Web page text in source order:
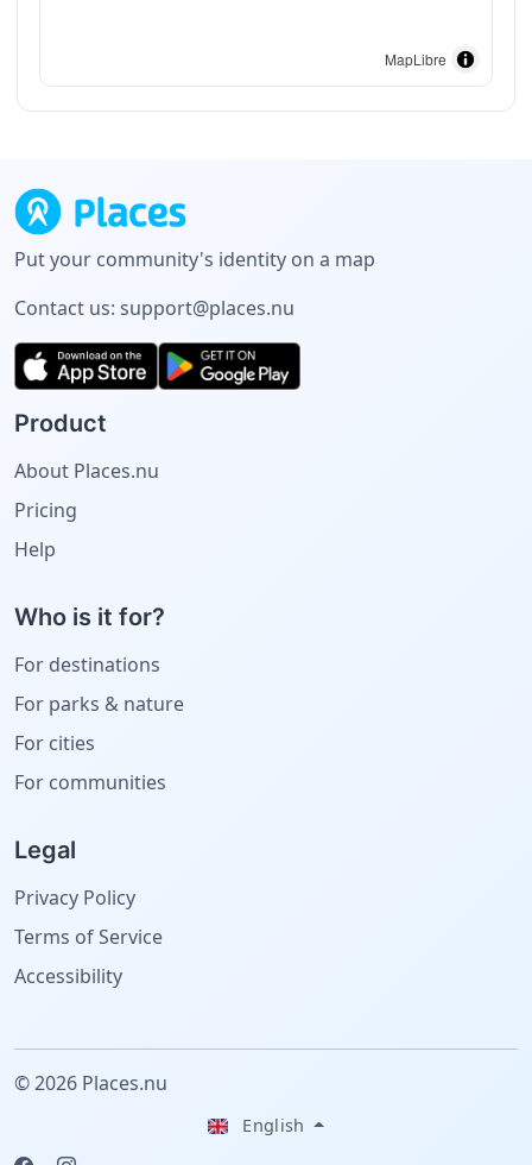
MapLibre
Put your community's identity on a map
Contact us: support@places.nu
Product
About Places.nu
Pricing
Help
Who is it for?
For destinations
For parks & nature
For cities
For communities
Legal
Privacy Policy
Terms of Service
Accessibility
© 2026 Places.nu
English